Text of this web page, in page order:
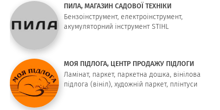
ПИЛА, МАГАЗИН САДОВОЇ ТЕХНІКИ
Бензоінструмент, електроінструмент,
акумуляторний інструмент STIHL
МОЯ ПІДЛОГА, ЦЕНТР ПРОДАЖУ ПІДЛОГИ
Ламінат, паркет, паркетна дошка, вінілова
підлога (вініл), художній паркет, плінтуси